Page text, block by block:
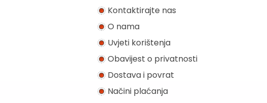
Kontaktirajte nas
O nama
Uvjeti korištenja
Obavijest o privatnosti
Dostava i povrat
Načini plaćanja